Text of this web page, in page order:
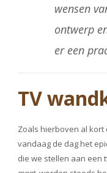
wensen
ontwerp
er een
TV
Zoals hierboven al kort
vandaag de dag het
die we stellen aan een